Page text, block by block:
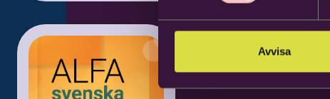
Avvisa
rörelser. Till…